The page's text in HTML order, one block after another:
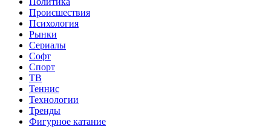
Происшествия
Психология
Рынки
Сериалы
Софт
Спорт
ТВ
Теннис
Технологии
Тренды
Фигурное катание